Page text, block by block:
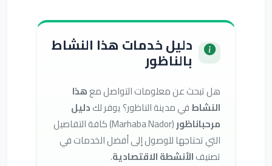
دليل خدمات هذا النشاط
بالناظور
هل تبحث عن معلومات التواصل معهذا
النشاطفي مدينة الناظور؟ يوفر لكدليل
مرحباناظور
(Marhaba Nador) كافة التفاصيل
التي تحتاجها للوصول إلى أفضل الخدمات في
تصنيفالأنشطة الاقتصادية.